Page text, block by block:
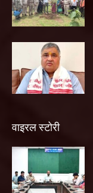
वाइरल स्टोरी